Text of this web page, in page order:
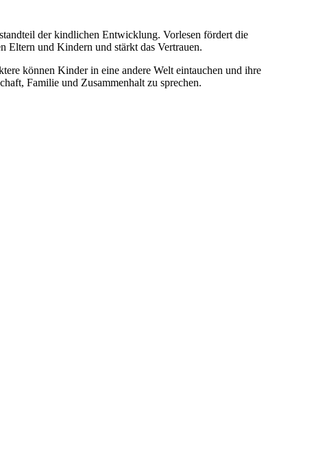
der kindlichen Entwicklung. Vorlesen fördert die
Eltern und Kindern und stärkt das Vertrauen.
können Kinder in eine andere Welt eintauchen und ihre
Familie und Zusammenhalt zu sprechen.